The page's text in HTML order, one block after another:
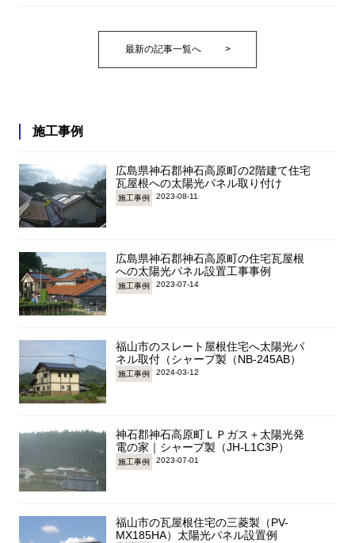
最新の記事一覧へ >
施工事例
広島県神石郡神石高原町の2階建て住宅
瓦屋根への太陽光パネル取り付け
施工事例 2023-08-11
広島県神石郡神石高原町の住宅瓦屋根
への太陽光パネル設置工事事例
施工事例 2023-07-14
福山市のスレート屋根住宅へ太陽光パ
ネル取付（シャープ製（NB-245AB）
施工事例 2024-03-12
神石郡神石高原町ＬＰガス＋太陽光発
電の家｜シャープ製（JH-L1C3P）
施工事例 2023-07-01
福山市の瓦屋根住宅の三菱製（PV-
MX185HA）太陽光パネル設置例